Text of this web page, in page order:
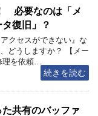
必要なのは「メ
復旧」？
クセスができない』な
どうしますか？ 【メー
理を依頼…
続きを読む
共有のバッファ